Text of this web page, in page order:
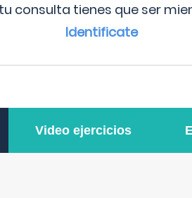
consulta tienes que ser
Identificate
Video ejercicios